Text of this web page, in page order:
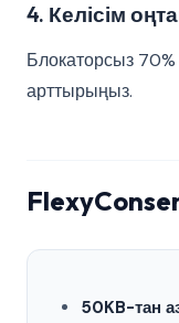
4. Келісім
Блокаторсыз
арттырыңыз.
50KB-тан